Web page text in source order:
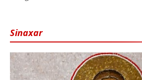
Sinaxar